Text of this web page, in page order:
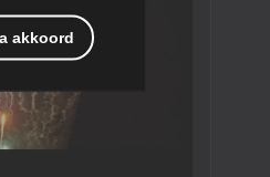
akkoord